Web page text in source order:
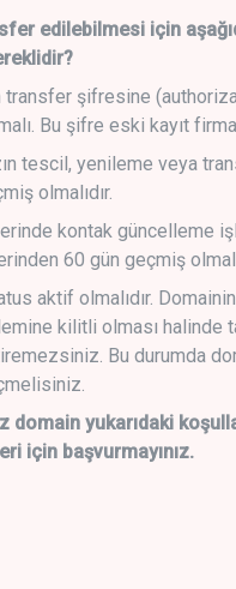
edilebilmesi için
transfer şifresine
Bu şifre eski kayıt
tescil, yenileme veya
olmalıdır.
kontak güncelleme
60 gün geçmiş
aktif olmalıdır.
kilitli olması halinde
Bu durumda
domain yukarıdaki
için başvurmayınız.